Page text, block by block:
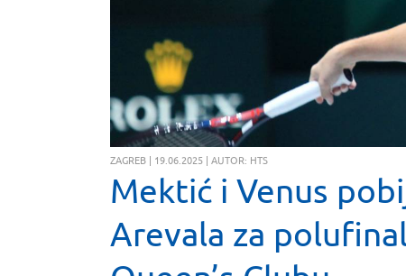
ZAGREB | 19.06.2025 | AUTOR: HTS
Mektić i Venus
Arevala za